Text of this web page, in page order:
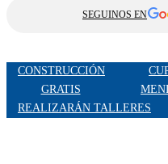
SEGUINOS EN
CONSTRUCCIÓN
GRATIS
REALIZARÁN TALLERES